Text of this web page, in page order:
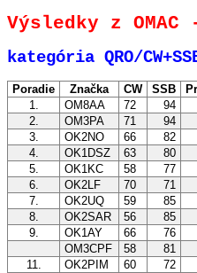
Výsledky z
kategória QRO/
Poradie Značka CW SSB
1.
OM8AA 72 94
2.
OM3PA 71 94
3.
OK2NO 66 82
4.
OK1DSZ 63 80
5.
OK1KC 58 77
6.
OK2LF 70 71
7.
OK2UQ 59 85
8.
OK2SAR 56 85
9.
OK1AY 66 76
OM3CPF
58 81
11.
OK2PIM 60 72